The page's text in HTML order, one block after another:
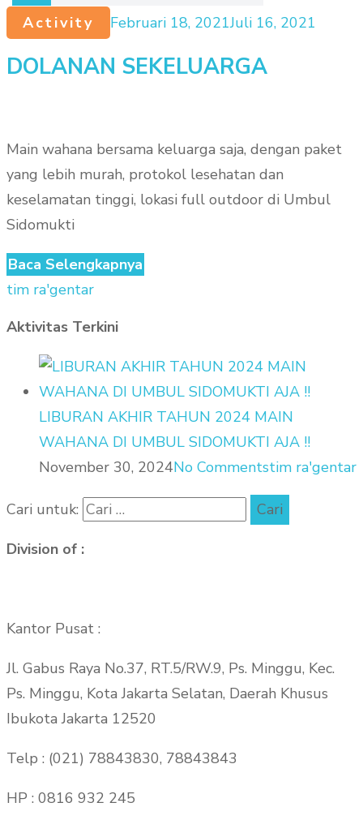
Activity Februari 18, 2021Juli 16, 2021
DOLANAN SEKELUARGA
Main wahana bersama keluarga saja, dengan paket
yang lebih murah, protokol lesehatan dan
keselamatan tinggi, lokasi full outdoor di Umbul
Sidomukti
Baca Selengkapnya
tim ra'gentar
Aktivitas Terkini
LIBURAN AKHIR TAHUN 2024 MAIN
WAHANA DI UMBUL SIDOMUKTI AJA !!
November 30, 2024No Commentstim ra'gentar
Cari untuk:
Division of :
Kantor Pusat :
Jl. Gabus Raya No.37, RT.5/RW.9, Ps. Minggu, Kec.
Ps. Minggu, Kota Jakarta Selatan, Daerah Khusus
Ibukota Jakarta 12520
Telp : (021) 78843830, 78843843
HP : 0816 932 245